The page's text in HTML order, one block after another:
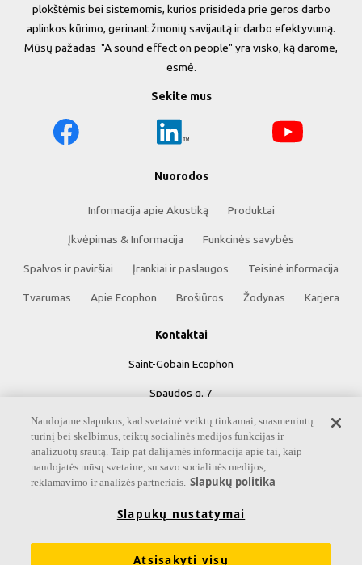
plokštėmis bei sistemomis, kurios prisideda prie geros darbo
aplinkos kūrimo, gerinant žmonių savijautą ir darbo efektyvumą.
Mūsų pažadas "A sound effect on people" yra visko, ką darome,
esmė.
Sekite mus
Nuorodos
Informacija apie Akustiką Produktai
Įkvėpimas & Informacija Funkcinės savybės
Spalvos ir paviršiai Įrankiai ir paslaugos Teisinė informacija
Tvarumas Apie Ecophon Brošiūros Žodynas Karjera
Kontaktai
Saint-Gobain Ecophon
Spaudos g. 7
05131 Vilnius
Klientų aptarnavimas:
Telefonas: +370 627 29207
El.p.:uzsakymai@ecophon.lt
Naudojame slapukus, kad svetainė veiktų tinkamai, suasmenintų
turinį bei skelbimus, teiktų socialinės medijos funkcijas ir
analizuotų srautą. Taip pat dalijamės informacija apie tai, kaip
naudojatės mūsų svetaine, su savo socialinės medijos,
reklamavimo ir analizės partneriais. Slapukų politika
Slapukų nustatymai
Atsisakyti visų